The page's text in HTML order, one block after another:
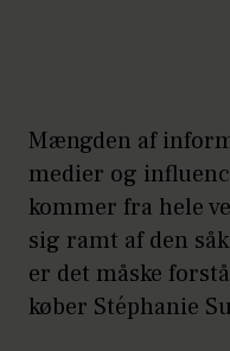
til
krigen i
fald i
eller,
Mængden af
medier og
kommer fra hele
sig ramt af den
er det måske
køber Stéphanie